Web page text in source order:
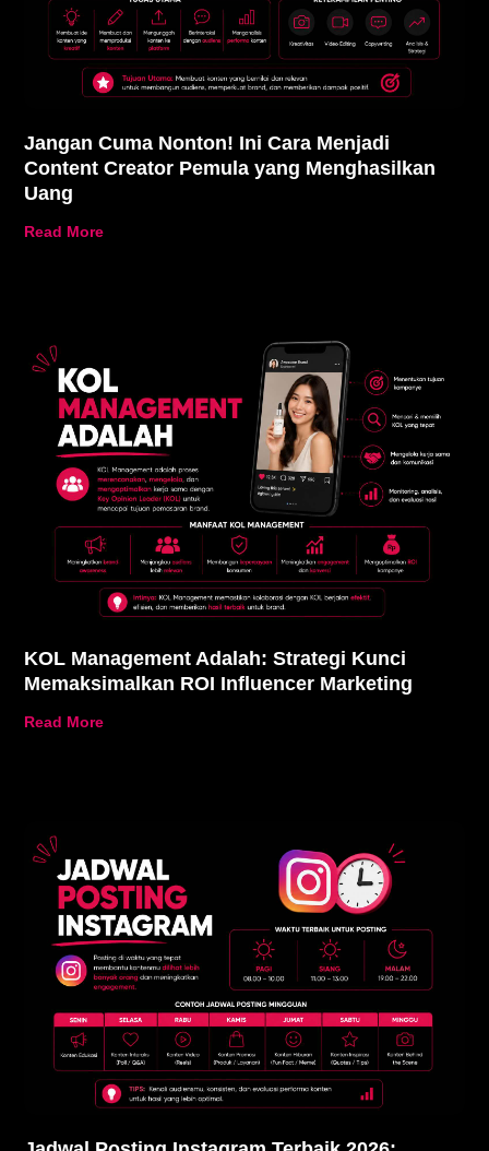
Jangan Cuma Nonton! Ini Cara Menjadi
Content Creator Pemula yang Menghasilkan
Uang
Read More
KOL Management Adalah: Strategi Kunci
Memaksimalkan ROI Influencer Marketing
Read More